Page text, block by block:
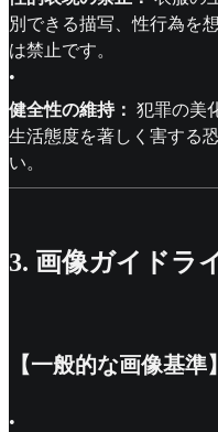
別できる描写、性行為を
は禁止です。
•
健全性の維持： 犯罪の美
生活態度を著しく害する
い。
3. 画像ガイドラ
【一般的な画像基準】
•